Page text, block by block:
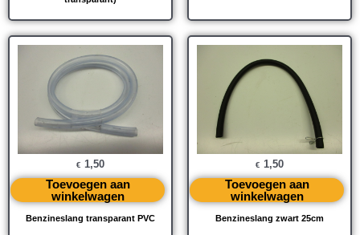
Benzineslang transparant PVC
€ 1,50
Toevoegen aan
winkelwagen
Benzineslang zwart 25cm
€ 1,50
Toevoegen aan
winkelwagen